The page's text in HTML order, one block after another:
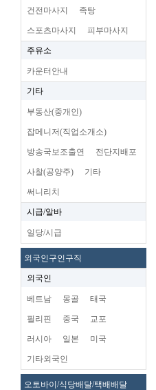
건전마사지 족탕
스포츠마사지 피부마사지
주유소
카운터안내
기타
부동산(중개인)
잡메니저(직업소개소)
방송국보조출연 전단지배포
사찰(공양주) 기타
써니리치
시급/알바
일당/시급
외국인구인구직
외국인
베트남 몽골 태국
필리핀 중국 교포
러시아 일본 미국
기타외국인
오토바이/식당배달/택배배달